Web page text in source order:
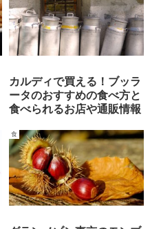
カルディで買える！ブッラ
ータのおすすめの食べ方と
食べられるお店や通販情報
食